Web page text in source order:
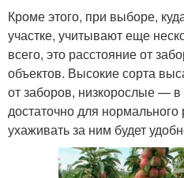
Кроме этого, при выборе,
участке, учитывают еще
всего, это расстояние от
объектов. Высокие сорта
от заборов, низкорослые — в
достаточно для
ухаживать за ним будет